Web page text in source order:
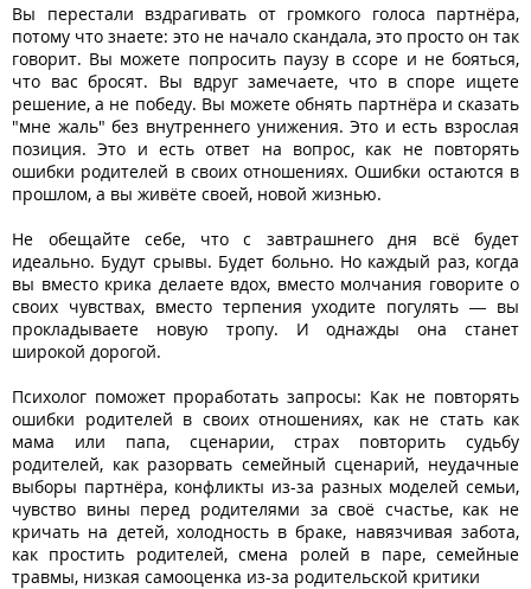
Вы перестали вздрагивать от громкого голоса партнёра,
потому что знаете: это не начало скандала, это просто он так
говорит. Вы можете попросить паузу в ссоре и не бояться,
что вас бросят. Вы вдруг замечаете, что в споре ищете
решение, а не победу. Вы можете обнять партнёра и сказать
"мне жаль" без внутреннего унижения. Это и есть взрослая
позиция. Это и есть ответ на вопрос, как не повторять
ошибки родителей в своих отношениях. Ошибки остаются в
прошлом, а вы живёте своей, новой жизнью.
Не обещайте себе, что с завтрашнего дня всё будет
идеально. Будут срывы. Будет больно. Но каждый раз, когда
вы вместо крика делаете вдох, вместо молчания говорите о
своих чувствах, вместо терпения уходите погулять — вы
прокладываете новую тропу. И однажды она станет
широкой дорогой.
Психолог поможет проработать запросы: Как не повторять
ошибки родителей в своих отношениях, как не стать как
мама или папа, сценарии, страх повторить судьбу
родителей, как разорвать семейный сценарий, неудачные
выборы партнёра, конфликты из-за разных моделей семьи,
чувство вины перед родителями за своё счастье, как не
кричать на детей, холодность в браке, навязчивая забота,
как простить родителей, смена ролей в паре, семейные
травмы, низкая самооценка из-за родительской критики